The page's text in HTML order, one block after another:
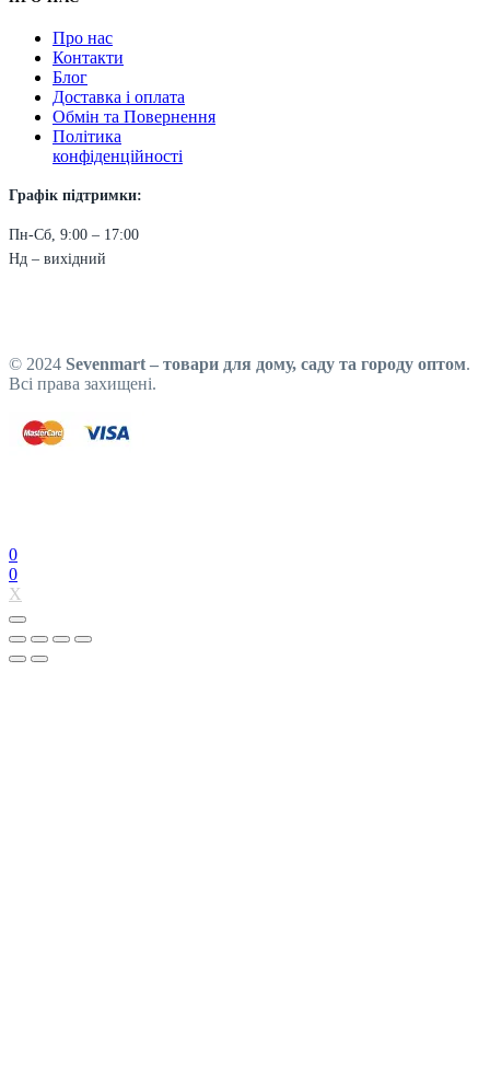
Про нас
Контакти
Блог
Доставка і оплата
Обмін та Повернення
Політика
конфіденційності
Графік підтримки:
Пн-Сб, 9:00 – 17:00
Нд – вихідний
© 2024 Sevenmart – товари для дому, саду та городу оптом.
Всі права захищені.
0
0
X